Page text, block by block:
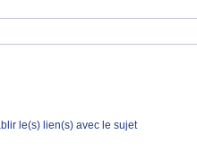
le(s) lien(s) avec le sujet